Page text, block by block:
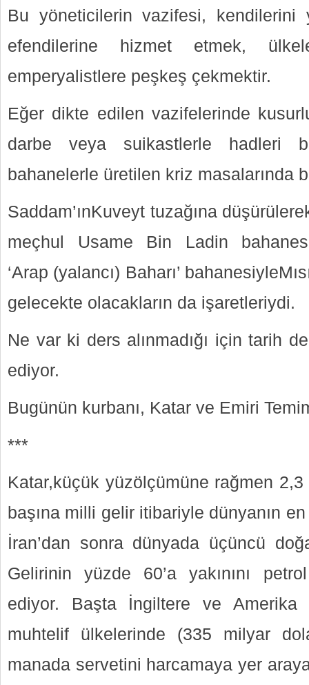
Bu yöneticilerin vazifesi, kendilerini
efendilerine hizmet etmek,
emperyalistlere peşkeş çekmektir.
Eğer dikte edilen vazifelerinde
darbe veya suikastlerle hadleri
bahanelerle üretilen kriz masalarında
Saddam’ınKuveyt tuzağına
meçhul Usame Bin Ladin
‘Arap (yalancı) Baharı’
gelecekte olacakların da işaretleriydi.
Ne var ki ders alınmadığı için tarih
ediyor.
Bugünün kurbanı, Katar ve Emiri
***
Katar,küçük yüzölçümüne rağmen
başına milli gelir itibariyle dünyanın
İran’dan sonra dünyada üçüncü
Gelirinin yüzde 60’a yakınını
ediyor. Başta İngiltere ve Amerika
muhtelif ülkelerinde (335 milyar
manada servetini harcamaya yer